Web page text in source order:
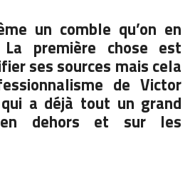
un comble qu’on en
première chose est
ses sources mais cela
de Victor
a déjà tout un grand
en dehors et sur les